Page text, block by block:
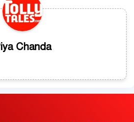
Chanda